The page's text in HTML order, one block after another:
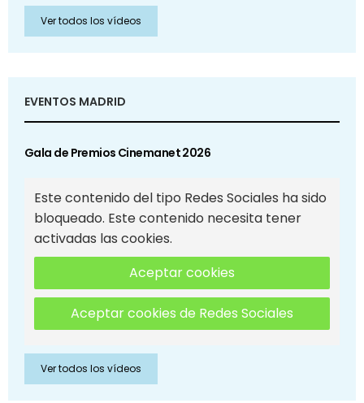
Ver todos los vídeos
EVENTOS MADRID
Gala de Premios Cinemanet 2026
Este contenido del tipo Redes Sociales ha sido
bloqueado. Este contenido necesita tener
activadas las cookies.
Aceptar cookies
Aceptar cookies de Redes Sociales
Ver todos los vídeos